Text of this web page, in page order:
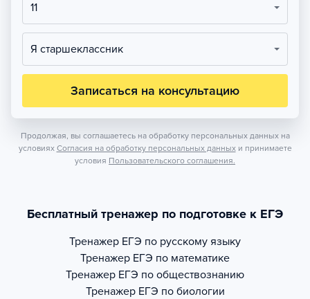
11
Я старшеклассник
Записаться на консультацию
Продолжая, вы соглашаетесь на обработку персональных данных на
условиях Согласия на обработку персональных данных и принимаете
условия Пользовательского соглашения.
Бесплатный тренажер по подготовке к ЕГЭ
Тренажер ЕГЭ по русскому языку
Тренажер ЕГЭ по математике
Тренажер ЕГЭ по обществознанию
Тренажер ЕГЭ по биологии